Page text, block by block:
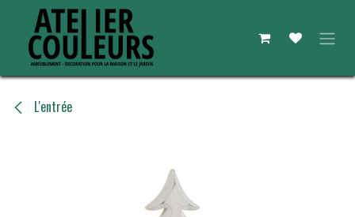
Se rendre au contenu
L'entrée